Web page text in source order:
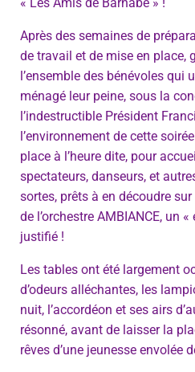
Après des semaines de
de travail et de mise en place,
l’ensemble des bénévoles qui
ménagé leur peine, sous la
l’indestructible Président
l’environnement de cette
place à l’heure dite, pour
spectateurs, danseurs, et
sortes, prêts à en découdre
de l’orchestre AMBIANCE, un
justifié !
Les tables ont été largement
d’odeurs alléchantes, les
nuit, l’accordéon et ses airs
résonné, avant de laisser la
rêves d’une jeunesse envolée